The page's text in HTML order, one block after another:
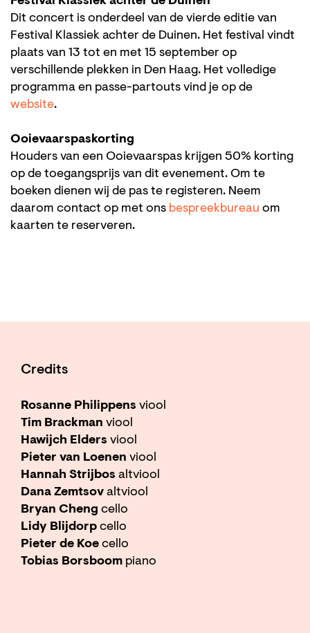
Dit concert is onderdeel van de vierde editie van
Festival Klassiek achter de Duinen. Het festival vindt
plaats van 13 tot en met 15 september op
verschillende plekken in Den Haag. Het volledige
programma en passe-partouts vind je op de
website.
Ooievaarspaskorting
Houders van een Ooievaarspas krijgen 50% korting
op de toegangsprijs van dit evenement. Om te
boeken dienen wij de pas te registeren. Neem
daarom contact op met ons bespreekbureau om
kaarten te reserveren.
Credits
Rosanne Philippens viool
Tim Brackman viool
Hawijch Elders viool
Pieter van Loenen viool
Hannah Strijbos altviool
Dana Zemtsov altviool
Bryan Cheng cello
Lidy Blijdorp cello
Pieter de Koe cello
Tobias Borsboom piano